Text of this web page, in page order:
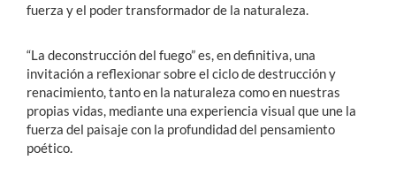
fuerza y el poder transformador de la naturaleza.
“La deconstrucción del fuego” es, en definitiva, una
invitación a reflexionar sobre el ciclo de destrucción y
renacimiento, tanto en la naturaleza como en nuestras
propias vidas, mediante una experiencia visual que une la
fuerza del paisaje con la profundidad del pensamiento
poético.